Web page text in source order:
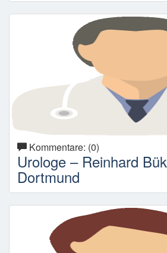
Kommentare: (0)
Urologe – Reinhard
Dortmund